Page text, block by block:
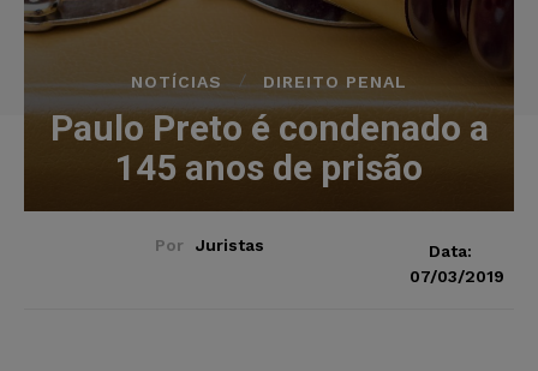
NOTÍCIAS DIREITO PENAL
Paulo Preto é condenado a
145 anos de prisão
Por Juristas
Data:
07/03/2019